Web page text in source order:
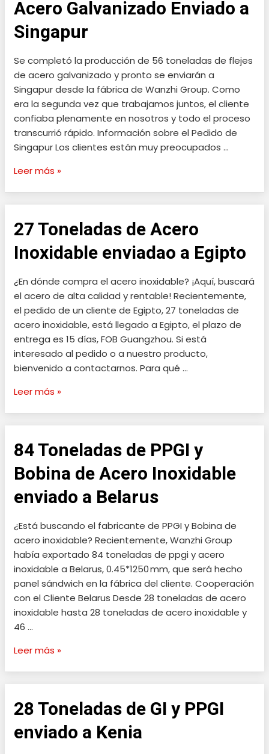
Acero Galvanizado Enviado a
Singapur
Se completó la producción de 56 toneladas de flejes
de acero galvanizado y pronto se enviarán a
Singapur desde la fábrica de Wanzhi Group. Como
era la segunda vez que trabajamos juntos, el cliente
confiaba plenamente en nosotros y todo el proceso
transcurrió rápido. Información sobre el Pedido de
Singapur Los clientes están muy preocupados …
de
Acero
Galvanizado
a
Singapur
Leer más »
27 Toneladas de Acero
Inoxidable enviadao a Egipto
¿En dónde compra el acero inoxidable? ¡Aquí, buscará
el acero de alta calidad y rentable! Recientemente,
el pedido de un cliente de Egipto, 27 toneladas de
acero inoxidable, está llegado a Egipto, el plazo de
entrega es 15 días, FOB Guangzhou. Si está
interesado al pedido o a nuestro producto,
bienvenido a contactarnos. Para qué …
27
Toneladas
de
Inoxidable
enviadao
a
Egipto
Leer más »
84 Toneladas de PPGI y
Bobina de Acero Inoxidable
enviado a Belarus
¿Está buscando el fabricante de PPGI y Bobina de
acero inoxidable? Recientemente, Wanzhi Group
había exportado 84 toneladas de ppgi y acero
inoxidable a Belarus, 0.45*1250 mm, que será hecho
panel sándwich en la fábrica del cliente. Cooperación
con el Cliente Belarus Desde 28 toneladas de acero
inoxidable hasta 28 toneladas de acero inoxidable y
46 …
84
Toneladas
de
y
de
Acero
Inoxidable
enviado
a
Belarus
Leer más »
28 Toneladas de GI y PPGI
enviado a Kenia
28
Toneladas
de